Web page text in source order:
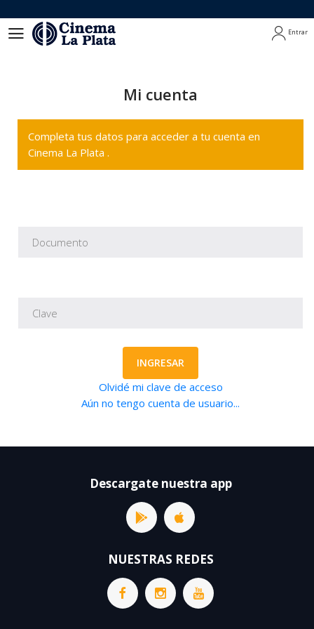
Entrar
Mi cuenta
Completa tus datos para acceder a tu cuenta en
Cinema La Plata .
INGRESAR
Olvidé mi clave de acceso
Aún no tengo cuenta de usuario...
Descargate nuestra app
NUESTRAS REDES